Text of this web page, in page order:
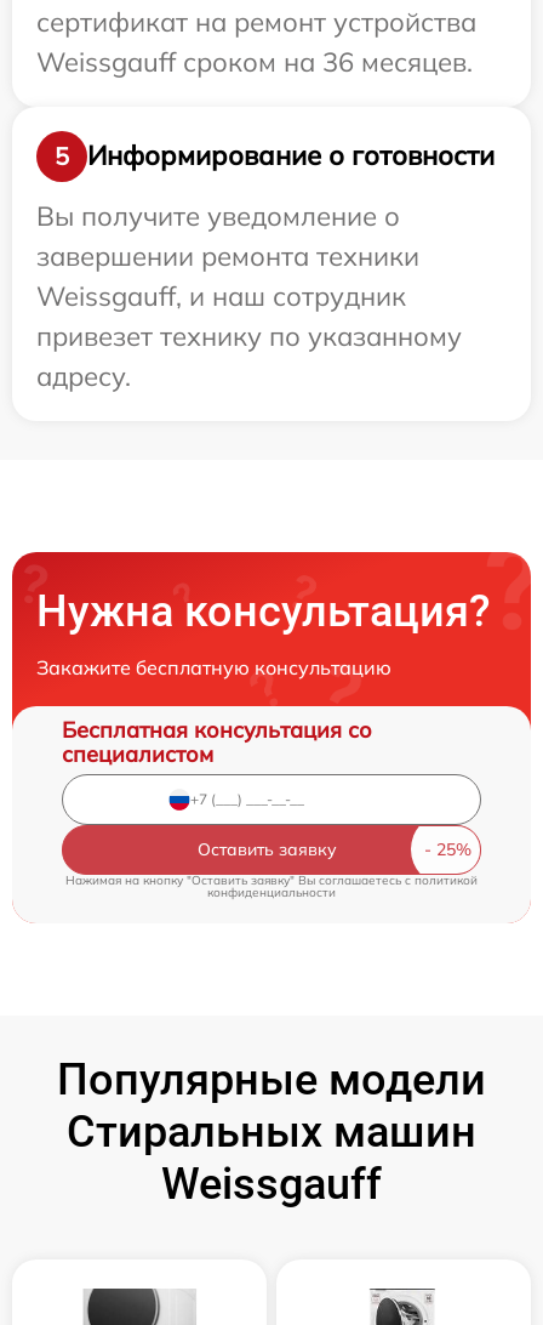
сертификат на ремонт устройства
Weissgauff сроком на 36 месяцев.
5
Информирование о готовности
Вы получите уведомление о
завершении ремонта техники
Weissgauff, и наш сотрудник
привезет технику по указанному
адресу.
Нужна консультация?
Закажите бесплатную консультацию
Бесплатная консультация со
специалистом
Оставить заявку
Нажимая на кнопку "Оставить заявку" Вы соглашаетесь cполитикой
конфиденциальности
Популярные модели
Стиральных машин
Weissgauff